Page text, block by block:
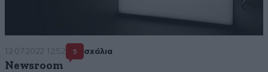
12·07·2022 12:52 5 σχόλια
Newsroom